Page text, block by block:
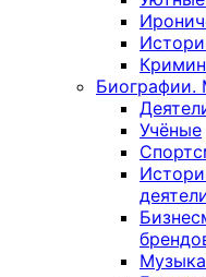
Биографии.
Учёные